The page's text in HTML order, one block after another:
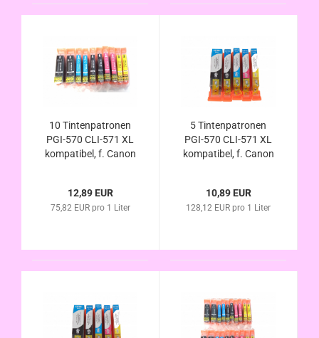
10 Tintenpatronen
PGI-570 CLI-571 XL
kompatibel, f. Canon
/ TS-9055
12,89 EUR
75,82 EUR pro 1 Liter
5 Tintenpatronen
PGI-570 CLI-571 XL
kompatibel, f. Canon
/ TS-9055
10,89 EUR
128,12 EUR pro 1 Liter